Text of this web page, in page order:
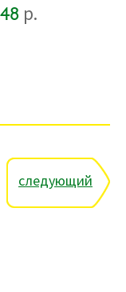
р.
следующий